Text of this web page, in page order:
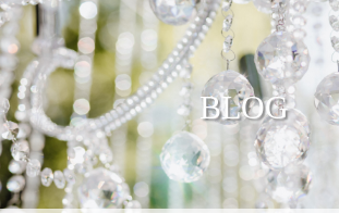
BLOG